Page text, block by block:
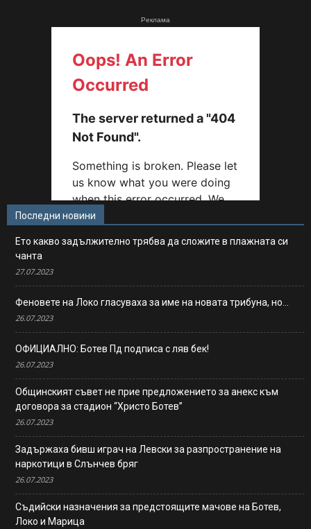
Реклама
Последни новини
Ето какво задължително трябва да сложите в плажната си
чанта
27.07.2023
Феновете на Локо гласуваха за име на новата трибуна, но…
26.07.2023
ОФИЦИАЛНО: Ботев Пд подписа с ляв бек!
26.07.2023
Общинският съвет не прие предложението за анекс към
договора за стадион “Христо Ботев”
26.07.2023
Задържаха бивш играч на Левски за разпространение на
наркотици в Слънчев бряг
26.07.2023
Съдийски назначения за предстоящите мачове на Ботев,
Локо и Марица